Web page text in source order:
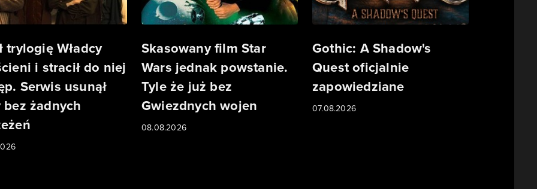
trylogię Władcy
i stracił do niej
Serwis usunął
żadnych
Skasowany film Star
Wars jednak powstanie.
Tyle że już bez
Gwiezdnych wojen
08.08.2026
Gothic: A Shadow's
Quest oficjalnie
zapowiedziane
07.08.2026